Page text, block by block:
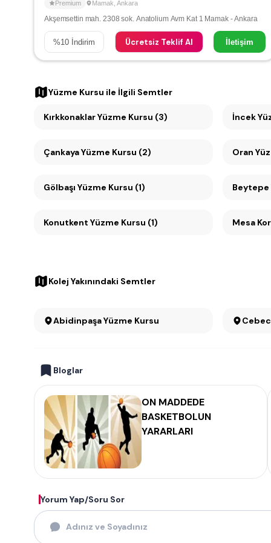
Premium Mamak Ankara
Akşemsettin mah. 2308 sok. Anatolium Avm Kat 1 Mamak - Ankara
%10 İndirim Ücretsiz Teklif Al İletişim
Yüzme Kursu ile İlgili Semtler
Kırkkonaklar Yüzme Kursu (3) İncek
Çankaya Yüzme Kursu (2)
Gölbaşı Yüzme Kursu (1) Beytepe
Konutkent Yüzme Kursu (1)
Kolej Yakınındaki Semtler
Abidinpaşa Yüzme Kursu
Bloglar
ON MADDEDE
BASKETBOLUN
YARARLARI
Yorum Yap/Soru Sor